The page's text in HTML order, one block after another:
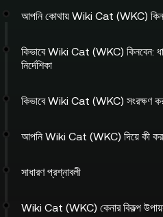
আপনি কোথায় Wiki Cat (WKC)
কিভাবে Wiki Cat (WKC) কিনবেন:
নির্দেশিকা
কিভাবে Wiki Cat (WKC) সংরক্ষণ
আপনি Wiki Cat (WKC) দিয়ে কী
সাধারণ প্রশ্নাবলী
Wiki Cat (WKC) কেনার বিকল্প